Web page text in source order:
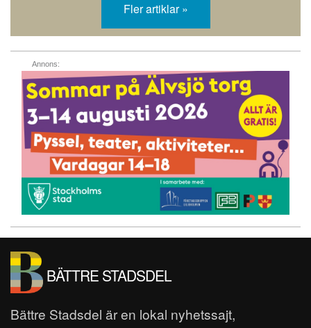
Fler artiklar »
Annons:
BÄTTRE STADSDEL
Bättre Stadsdel är en lokal nyhetssajt,